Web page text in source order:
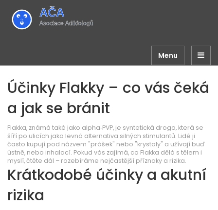
Menu
Účinky Flakky – co vás čeká
a jak se bránit
Flakka, známá také jako alpha‑PVP, je syntetická droga, která se
šíří po ulicích jako levná alternativa silných stimulantů. Lidé ji
často kupují pod názvem "prášek" nebo "krystaly" a užívají buď
ústně, nebo inhalací. Pokud vás zajímá, co Flakka dělá s tělem i
myslí, čtěte dál – rozebíráme nejčastější příznaky a rizika.
Krátkodobé účinky a akutní
rizika